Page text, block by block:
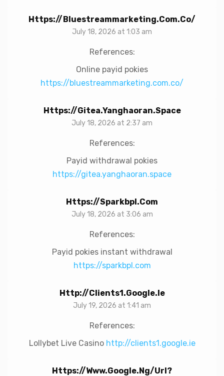
Https://bluestreammarketing.com.co/
July 18, 2026 at 1:03 am
References:
Online payid pokies
https://bluestreammarketing.com.co/
Https://gitea.yanghaoran.space
July 18, 2026 at 2:37 am
References:
Payid withdrawal pokies
https://gitea.yanghaoran.space
Https://sparkbpl.com
July 18, 2026 at 3:06 am
References:
Payid pokies instant withdrawal
https://sparkbpl.com
Http://clients1.google.ie
July 19, 2026 at 1:41 am
References:
Lollybet Live Casino http://clients1.google.ie
Https://www.google.ng/url?